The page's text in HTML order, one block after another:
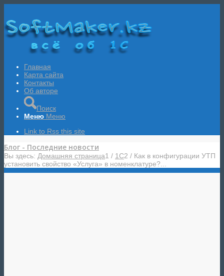
Главная
Карта сайта
Контакты
Об авторе
Поиск
Меню Меню
Link to Rss this site
Блог - Последние новости
Вы здесь: Домашняя страница1 / 1С2 / Как в конфигурации УТП
установить свойство «Услуга» в номенклатуре?...